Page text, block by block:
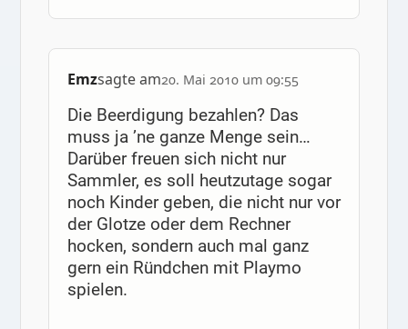
Emzsagte am20. Mai 2010 um 09:55
Die Beerdigung bezahlen? Das
muss ja ’ne ganze Menge sein…
Darüber freuen sich nicht nur
Sammler, es soll heutzutage sogar
noch Kinder geben, die nicht nur vor
der Glotze oder dem Rechner
hocken, sondern auch mal ganz
gern ein Ründchen mit Playmo
spielen.